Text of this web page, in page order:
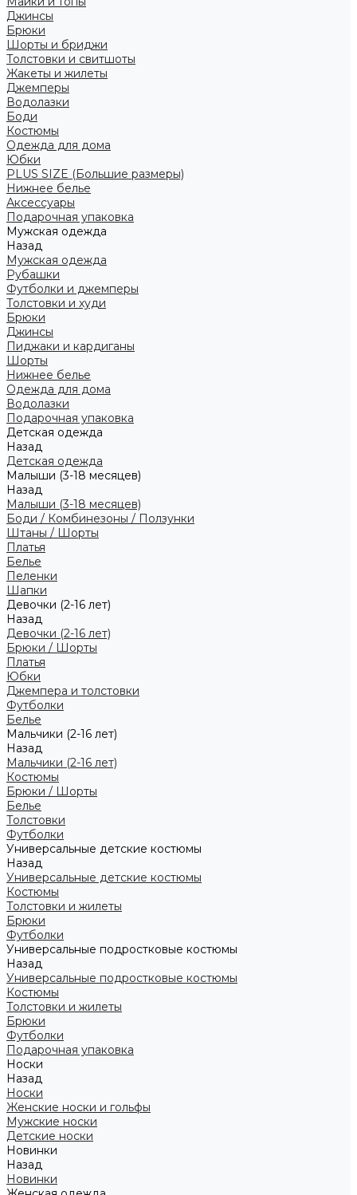
Джинсы
Брюки
Шорты и бриджи
Толстовки и свитшоты
Жакеты и жилеты
Джемперы
Водолазки
Боди
Костюмы
Одежда для дома
Юбки
PLUS SIZE (Большие размеры)
Нижнее белье
Аксессуары
Подарочная упаковка
Мужская одежда
Назад
Мужская одежда
Рубашки
Футболки и джемперы
Толстовки и худи
Брюки
Джинсы
Пиджаки и кардиганы
Шорты
Нижнее белье
Одежда для дома
Водолазки
Подарочная упаковка
Детская одежда
Назад
Детская одежда
Малыши (3-18 месяцев)
Назад
Малыши (3-18 месяцев)
Боди / Комбинезоны / Ползунки
Штаны / Шорты
Платья
Белье
Пеленки
Шапки
Девочки (2-16 лет)
Назад
Девочки (2-16 лет)
Брюки / Шорты
Платья
Юбки
Джемпера и толстовки
Футболки
Белье
Мальчики (2-16 лет)
Назад
Мальчики (2-16 лет)
Костюмы
Брюки / Шорты
Белье
Толстовки
Футболки
Универсальные детские костюмы
Назад
Универсальные детские костюмы
Костюмы
Толстовки и жилеты
Брюки
Футболки
Универсальные подростковые костюмы
Назад
Универсальные подростковые костюмы
Костюмы
Толстовки и жилеты
Брюки
Футболки
Подарочная упаковка
Носки
Назад
Носки
Женские носки и гольфы
Мужские носки
Детские носки
Новинки
Назад
Новинки